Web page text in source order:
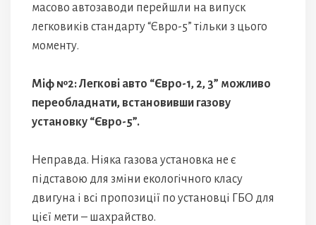
масово автозаводи перейшли на випуск
легковиків стандарту “Євро-5” тільки з цього
моменту.
Міф №2: Легкові авто “Євро-1, 2, 3” можливо
переобладнати, встановивши газову
установку “Євро-5”.
Неправда. Ніяка газова установка не є
підставою для зміни екологічного класу
двигуна і всі пропозиції по установці ГБО для
цієї мети – шахрайство.